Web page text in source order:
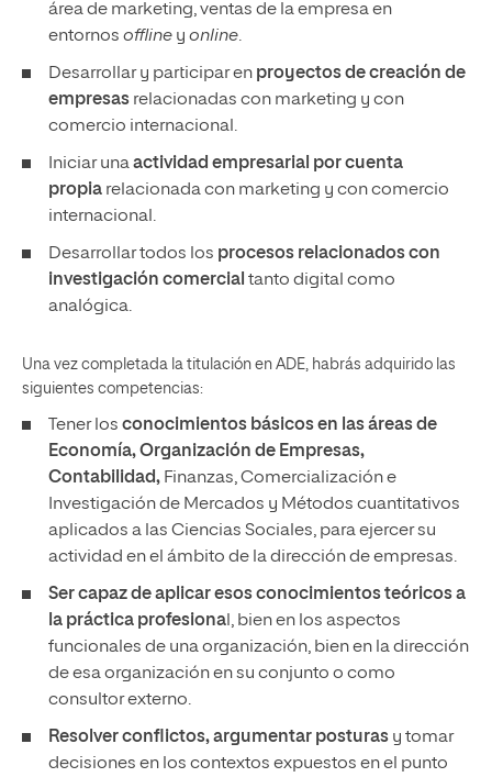
área de marketing, ventas de la empresa en
entornos offline y online.
Desarrollar y participar en proyectos de creación de
empresas relacionadas con marketing y con
comercio internacional.
Iniciar unaactividad empresarial por cuenta
propia relacionada con marketing y con comercio
internacional.
Desarrollar todos los procesos relacionados con
investigación comercial tanto digital como
analógica.
Una vez completada la titulación en ADE, habrás adquirido las
siguientes competencias:
Tener los conocimientos básicos en las áreas de
Economía, Organización de Empresas,
Contabilidad, Finanzas, Comercialización e
Investigación de Mercados y Métodos cuantitativos
aplicados a las Ciencias Sociales, para ejercer su
actividad en el ámbito de la dirección de empresas.
Ser capaz de aplicar esos conocimientos teóricos a
la práctica profesiona l, bien en los aspectos
funcionales de una organización, bien en la dirección
de esa organización en su conjunto o como
consultor externo.
Resolver conflictos, argumentar posturas y tomar
decisiones en los contextos expuestos en el punto